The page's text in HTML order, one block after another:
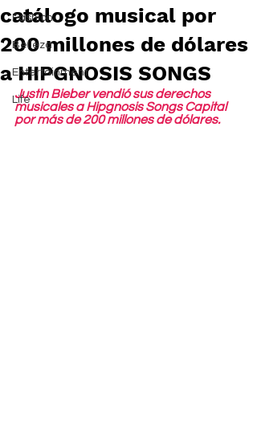
Fashion
Belleza
Entertainment
Life
catálogo musical por
200 millones de dólares
a HIPGNOSIS SONGS
Justin Bieber vendió sus derechos
musicales a Hipgnosis Songs Capital
por más de 200 millones de dólares.